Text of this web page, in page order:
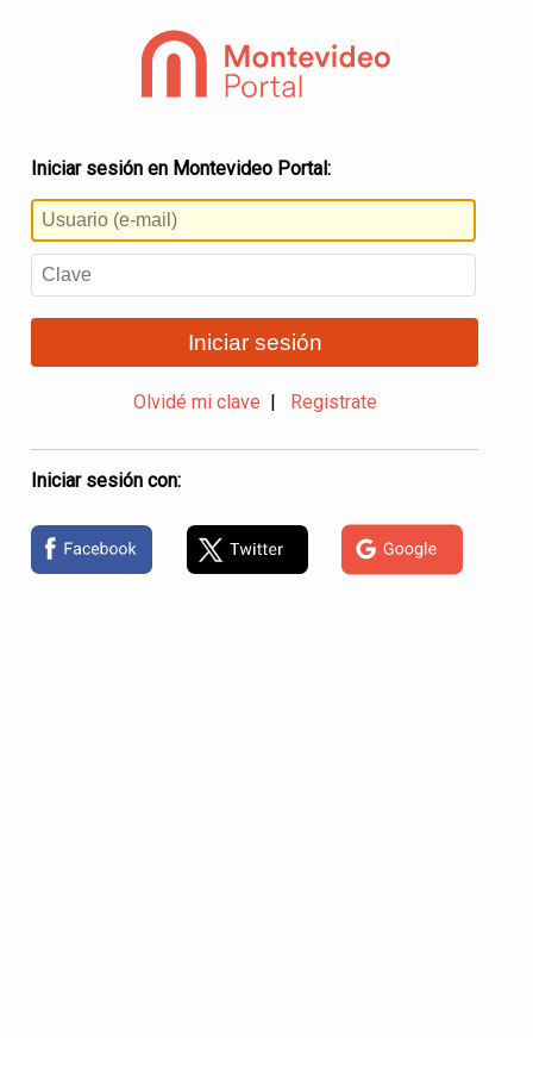
Iniciar sesión en Montevideo Portal:
Iniciar sesión
Olvidé mi clave Registrate
Iniciar sesión con: